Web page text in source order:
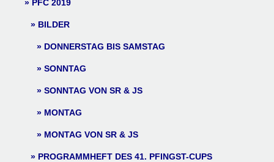
PFC 2019
BILDER
DONNERSTAG BIS SAMSTAG
SONNTAG
SONNTAG VON SR & JS
MONTAG
MONTAG VON SR & JS
PROGRAMMHEFT DES 41. PFINGST-CUPS